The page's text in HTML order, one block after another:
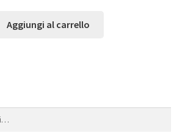
Aggiungi al carrello